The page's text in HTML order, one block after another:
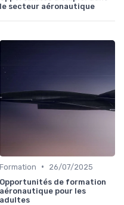
le secteur aéronautique
Formation •
26/07/2025
Opportunités de formation
aéronautique pour les
adultes